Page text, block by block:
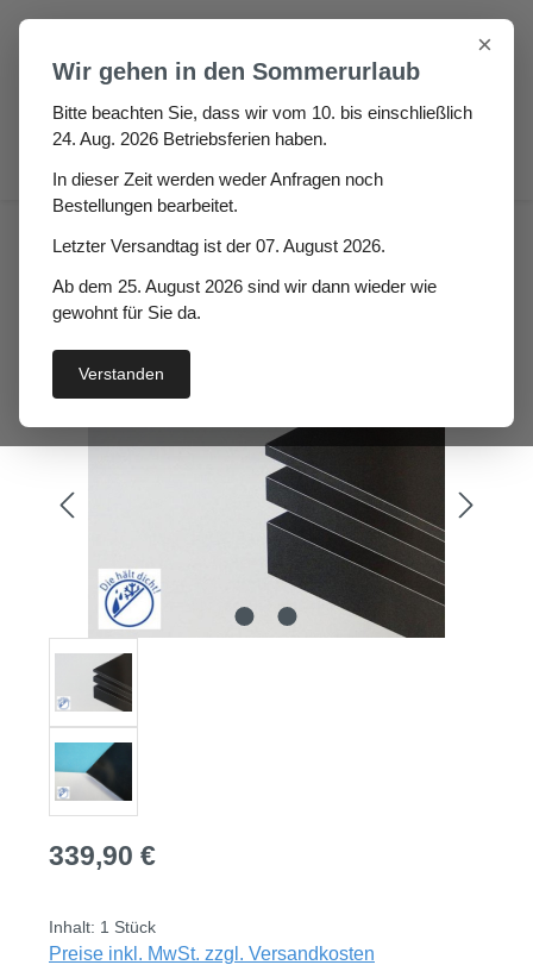
Zum Hauptinhalt springen
Gummi Platte Kamilla
Höhe: 1mm
Bildergalerie überspringen
Regulärer Preis:
339,90 €
Inhalt: 1 Stück
Preise inkl. MwSt. zzgl. Versandkosten
×
Wir gehen in den Sommerurlaub
Bitte beachten Sie, dass wir vom 10. bis einschließlich
24. Aug. 2026 Betriebsferien haben.
In dieser Zeit werden weder Anfragen noch
Bestellungen bearbeitet.
Letzter Versandtag ist der 07. August 2026.
Ab dem 25. August 2026 sind wir dann wieder wie
gewohnt für Sie da.
Verstanden